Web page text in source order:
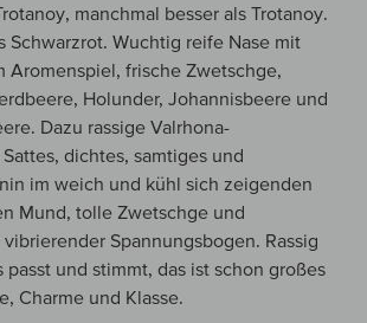
manchmal besser als Trotanoy.
Schwarzrot. Wuchtig reife Nase mit
Aromenspiel, frische Zwetschge,
Holunder, Johannisbeere und
Dazu rassige Valrhona-
dichtes, samtiges und
im weich und kühl sich zeigenden
Mund, tolle Zwetschge und
Spannungsbogen. Rassig
und stimmt, das ist schon großes
Charme und Klasse.